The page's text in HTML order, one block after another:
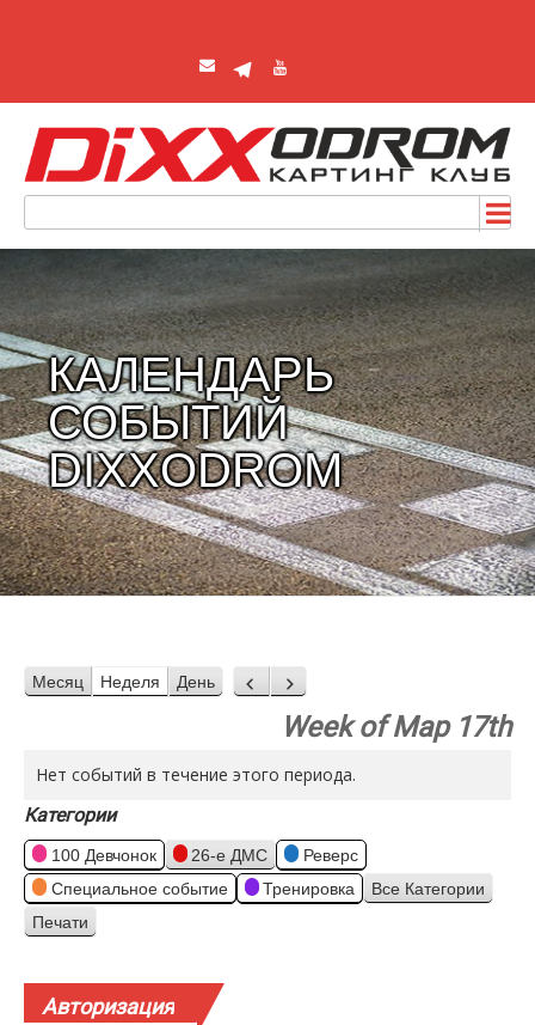
КАЛЕНДАРЬ
СОБЫТИЙ
DIXXODROM
Месяц Неделя День Назад
Вперед
Week of Мар 17th
Нет событий в течение этого периода.
Категории
100 Девчонок 26-е ДМС
Реверс
Специальное событие
Тренировка Все Категории
Просмотр
Печати
Авторизация